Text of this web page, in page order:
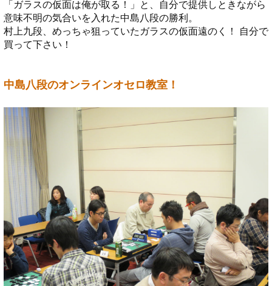
「ガラスの仮面は俺が取る！」と、自分で提供しときながら
意味不明の気合いを入れた中島八段の勝利。
村上九段、めっちゃ狙っていたガラスの仮面遠のく！ 自分で
買って下さい！
中島八段のオンラインオセロ教室！